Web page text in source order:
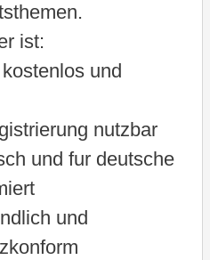
ist:
und
nutzbar
und fur deutsche
und